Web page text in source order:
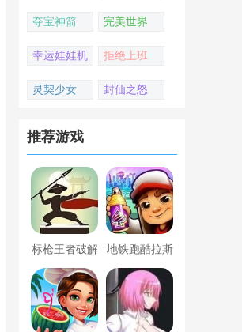
夺宝神箭 完美世界
幸运娃娃机 拒绝上班
灵契少女 封仙之怒
推荐游戏
标枪王者破解
版无限金币钻
石内置菜单
地铁跑酷拉斯
维加斯新触控
内置菜单版